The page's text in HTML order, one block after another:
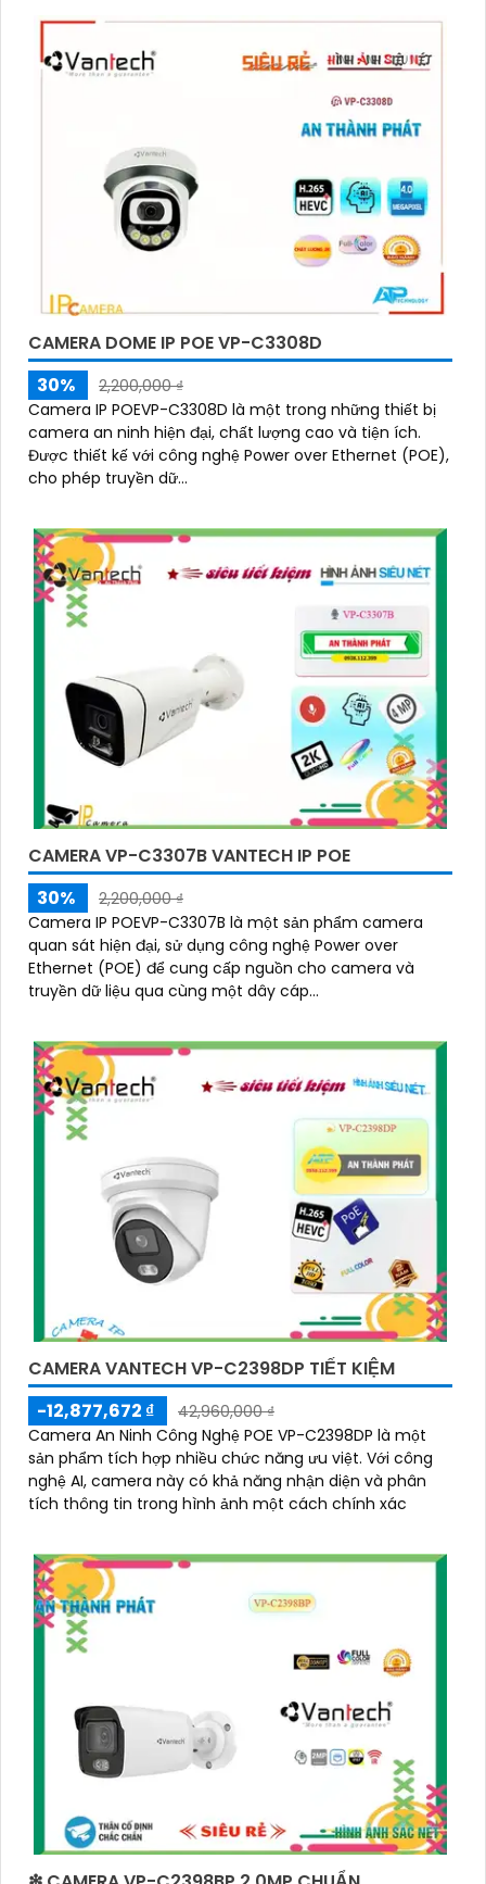
CAMERA DOME IP POE VP-C3308D
30%
2,200,000 ₫
Camera IP POEVP-C3308D là một trong những thiết bị
camera an ninh hiện đại, chất lượng cao và tiện ích.
Được thiết kế với công nghệ Power over Ethernet (POE),
cho phép truyền dữ...
CAMERA VP-C3307B VANTECH IP POE
30%
2,200,000 ₫
Camera IP POEVP-C3307B là một sản phẩm camera
quan sát hiện đại, sử dụng công nghệ Power over
Ethernet (POE) để cung cấp nguồn cho camera và
truyền dữ liệu qua cùng một dây cáp...
CAMERA VANTECH VP-C2398DP TIẾT KIỆM
-12,877,672 ₫
42,960,000 ₫
Camera An Ninh Công Nghệ POE VP-C2398DP là một
sản phẩm tích hợp nhiều chức năng ưu việt. Với công
nghệ AI, camera này có khả năng nhận diện và phân
tích thông tin trong hình ảnh một cách chính xác